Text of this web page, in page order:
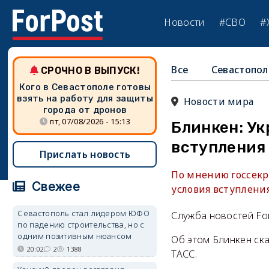
Новости #СВО
Все
Новости мира
Блинкен:
По мнению
условия
Служба новостей
Об этом Блинкен
ТАСС.
СРОЧНО В ВЫПУСК!
Кого в Севастополе готовы
взять на работу для защиты
города от дронов
пт, 07/08/2026 - 15:13
Прислать новость
Свежее
Севастополь стал лидером ЮФО
по падению строительства, но с
одним позитивным нюансом
20:02 2 1388